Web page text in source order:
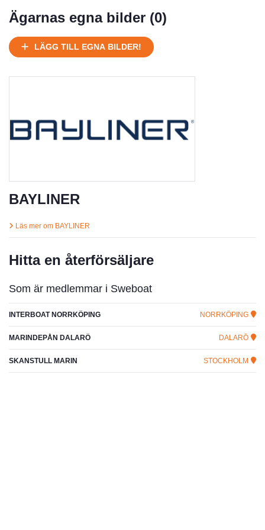
Under normalt skick, kan kräva reparation
Ägarnas egna bilder (0)
LÄGG TILL EGNA BILDER!
BAYLINER
Läs mer om BAYLINER
Hitta en återförsäljare
Som är medlemmar i Sweboat
INTERBOAT NORRKÖPING NORRKÖPING
MARINDEPÅN DALARÖ DALARÖ
SKANSTULL MARIN STOCKHOLM